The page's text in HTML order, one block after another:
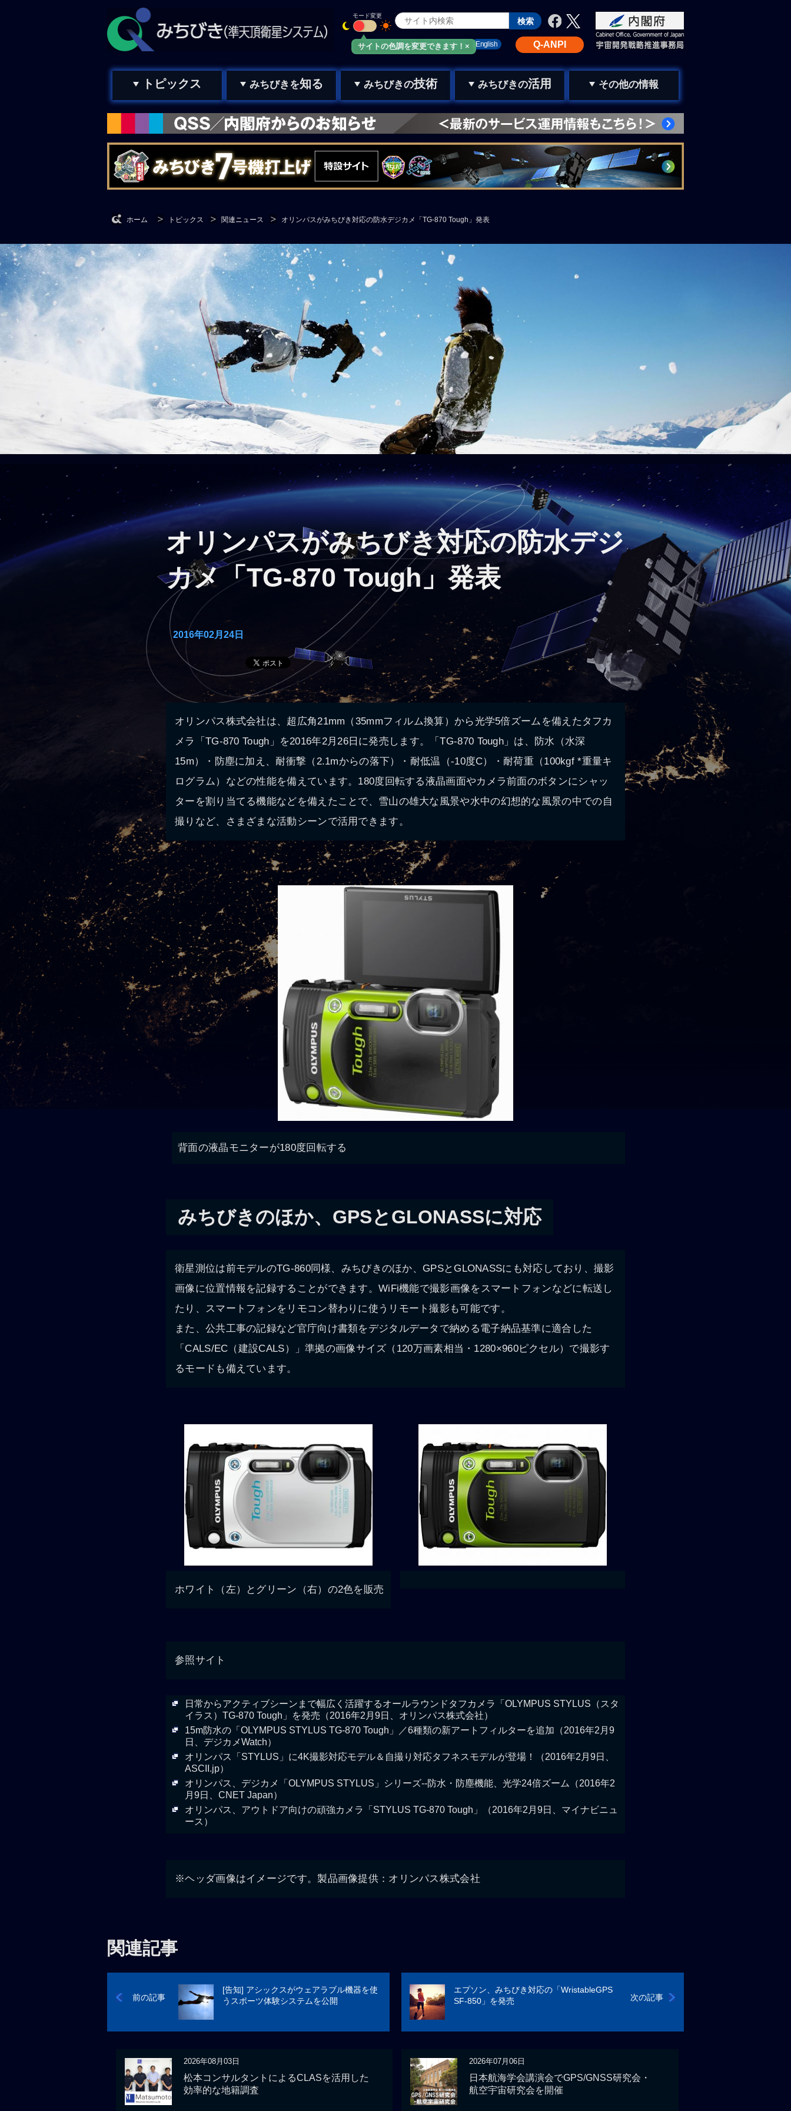
サイトの色調を変更できます！×
モード変更
Q-ANPI
English
お問い合わせ
みちびきメール
トピックス みちびきを知る みちびきの技術 みちびきの活用 その他の情報
ホーム トピックス 関連ニュース オリンパスがみちびき対応の防水デジカメ「TG-870 Tough」発表
オリンパスがみちびき対応の防水デジ
カメ「TG-870 Tough」発表
2016年02月24日
オリンパス株式会社は、超広角21mm（35mmフィルム換算）から光学5倍ズームを備えたタフカ
メラ「TG-870 Tough」を2016年2月26日に発売します。「TG-870 Tough」は、防水（水深
15m）・防塵に加え、耐衝撃（2.1mからの落下）・耐低温（-10度C）・耐荷重（100kgf *重量キ
ログラム）などの性能を備えています。180度回転する液晶画面やカメラ前面のボタンにシャッ
ターを割り当てる機能などを備えたことで、雪山の雄大な風景や水中の幻想的な風景の中での自
撮りなど、さまざまな活動シーンで活用できます。
背面の液晶モニターが180度回転する
みちびきのほか、GPSとGLONASSに対応
衛星測位は前モデルのTG-860同様、みちびきのほか、GPSとGLONASSにも対応しており、撮影
画像に位置情報を記録することができます。WiFi機能で撮影画像をスマートフォンなどに転送し
たり、スマートフォンをリモコン替わりに使うリモート撮影も可能です。
また、公共工事の記録など官庁向け書類をデジタルデータで納める電子納品基準に適合した
「CALS/EC（建設CALS）」準拠の画像サイズ（120万画素相当・1280×960ピクセル）で撮影す
るモードも備えています。
ホワイト（左）とグリーン（右）の2色を販売
参照サイト
日常からアクティブシーンまで幅広く活躍するオールラウンドタフカメラ「OLYMPUS STYLUS（スタ
イラス）TG-870 Tough」を発売（2016年2月9日、オリンパス株式会社）
15m防水の「OLYMPUS STYLUS TG-870 Tough」／6種類の新アートフィルターを追加（2016年2月9
日、デジカメWatch）
オリンパス「STYLUS」に4K撮影対応モデル＆自撮り対応タフネスモデルが登場！（2016年2月9日、
ASCII.jp）
オリンパス、デジカメ「OLYMPUS STYLUS」シリーズ--防水・防塵機能、光学24倍ズーム（2016年2
月9日、CNET Japan）
オリンパス、アウトドア向けの頑強カメラ「STYLUS TG-870 Tough」（2016年2月9日、マイナビニュ
ース）
※ヘッダ画像はイメージです。製品画像提供：オリンパス株式会社
関連記事
前の記事
[告知] アシックスがウェアラブル機器を使
うスポーツ体験システムを公開
次の記事
エプソン、みちびき対応の「WristableGPS
SF-850」を発売
2026年08月03日
松本コンサルタントによるCLASを活用した
効率的な地籍調査
2026年07月06日
日本航海学会講演会でGPS/GNSS研究会・
航空宇宙研究会を開催